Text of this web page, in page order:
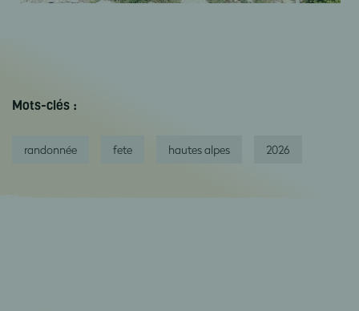
Mots-clés :
randonnée fete hautes alpes 2026